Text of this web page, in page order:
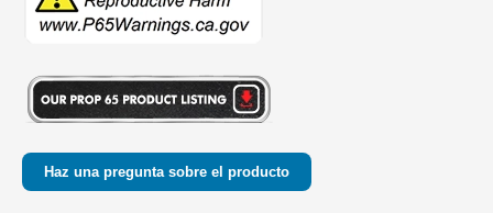
Haz una pregunta sobre el producto